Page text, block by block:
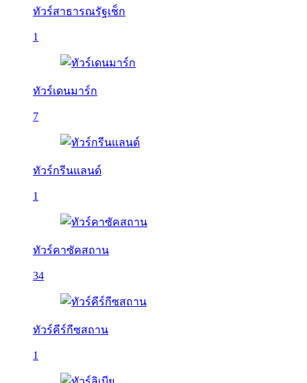
ทัวร์สาธารณรัฐเช็ก
1
ทัวร์เดนมาร์ก
7
ทัวร์กรีนแลนด์
1
ทัวร์คาซัคสถาน
34
ทัวร์คีร์กีซสถาน
1